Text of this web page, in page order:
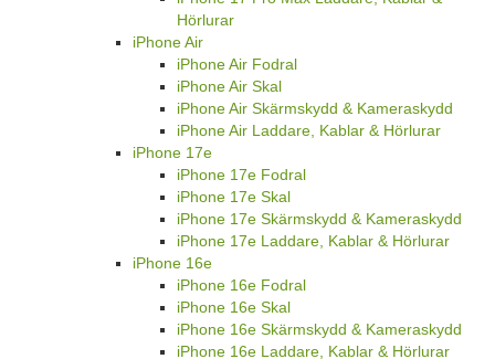
Hörlurar
iPhone Air
iPhone Air Fodral
iPhone Air Skal
iPhone Air Skärmskydd & Kameraskydd
iPhone Air Laddare, Kablar & Hörlurar
iPhone 17e
iPhone 17e Fodral
iPhone 17e Skal
iPhone 17e Skärmskydd & Kameraskydd
iPhone 17e Laddare, Kablar & Hörlurar
iPhone 16e
iPhone 16e Fodral
iPhone 16e Skal
iPhone 16e Skärmskydd & Kameraskydd
iPhone 16e Laddare, Kablar & Hörlurar